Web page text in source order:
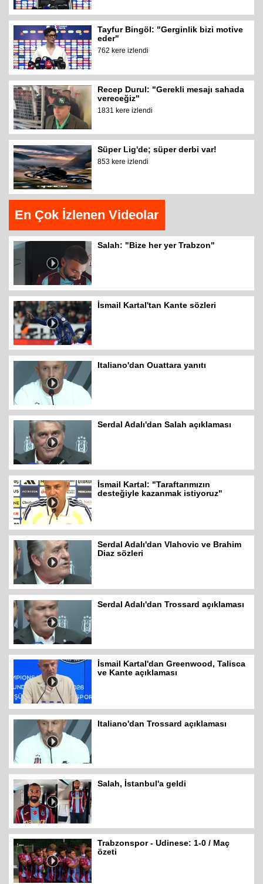
Tayfur Bingöl: "Gerginlik bizi motive
eder"
762 kere izlendi
Recep Durul: "Gerekli mesajı sahada
vereceğiz"
1831 kere izlendi
Süper Lig'de; süper derbi var!
853 kere izlendi
En Çok İzlenen Videolar
Salah: "Bize her yer Trabzon"
İsmail Kartal'tan Kante sözleri
Italiano'dan Ouattara yanıtı
Serdal Adalı'dan Salah açıklaması
İsmail Kartal: "Taraftarımızın
desteğiyle kazanmak istiyoruz"
Serdal Adalı'dan Vlahovic ve Brahim
Diaz sözleri
Serdal Adalı'dan Trossard açıklaması
İsmail Kartal'dan Greenwood, Talisca
ve Kante açıklaması
Italiano'dan Trossard açıklaması
Salah, İstanbul'a geldi
Trabzonspor - Udinese: 1-0 / Maç
özeti